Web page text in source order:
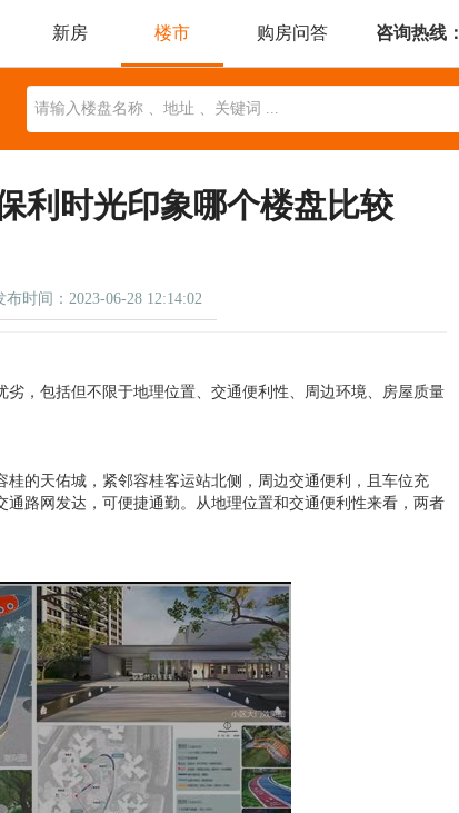
新房
委托找房
楼市
本地楼市
购房问答 咨询热线：
利时光印象​哪个楼盘比较
布时间：2023-06-28 12:14:02
，包括但不限于地理位置、交通便利性、周边环境、房屋质量
的天佑城，紧邻容桂客运站北侧，周边交通便利，且车位充
路网发达，可便捷通勤。从地理位置和交通便利性来看，两者